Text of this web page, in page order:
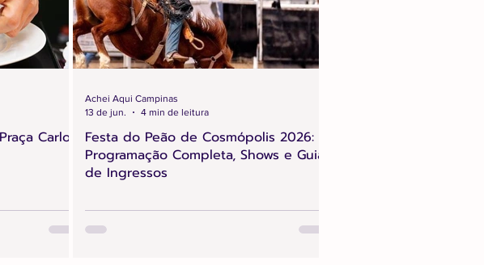
Carlos
Festa do Peão de Cosmópolis 2026:
Programação Completa, Shows e Guia
de Ingressos
Achei Aqui Campinas
13 de jun.
4 min de leitura